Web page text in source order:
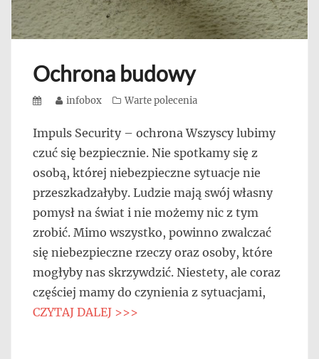
Ochrona budowy
PostedAuthor
infobox Categories
Warte polecenia
Impuls Security – ochrona Wszyscy lubimy
czuć się bezpiecznie. Nie spotkamy się z
osobą, której niebezpieczne sytuacje nie
przeszkadzałyby. Ludzie mają swój własny
pomysł na świat i nie możemy nic z tym
zrobić. Mimo wszystko, powinno zwalczać
się niebezpieczne rzeczy oraz osoby, które
mogłyby nas skrzywdzić. Niestety, ale coraz
częściej mamy do czynienia z sytuacjami,
CZYTAJ DALEJ >>>